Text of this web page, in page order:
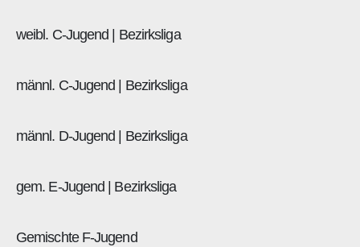
weibl. C-Jugend | Bezirksliga
männl. C-Jugend | Bezirksliga
männl. D-Jugend | Bezirksliga
gem. E-Jugend | Bezirksliga
Gemischte F-Jugend